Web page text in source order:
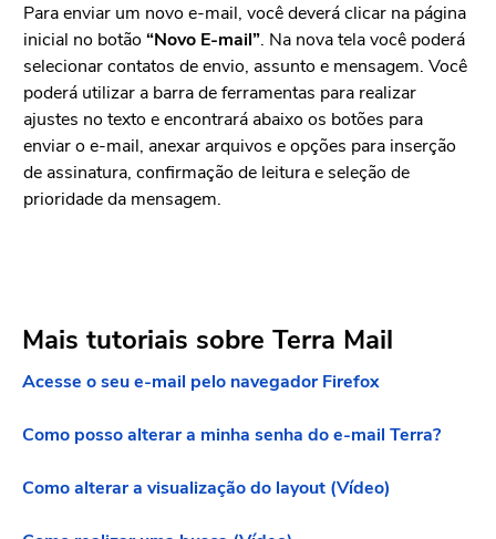
Para enviar um novo e-mail, você deverá clicar na página
inicial no botão “Novo E-mail”. Na nova tela você poderá
selecionar contatos de envio, assunto e mensagem. Você
poderá utilizar a barra de ferramentas para realizar
ajustes no texto e encontrará abaixo os botões para
enviar o e-mail, anexar arquivos e opções para inserção
de assinatura, confirmação de leitura e seleção de
prioridade da mensagem.
Mais tutoriais sobre Terra Mail
Acesse o seu e-mail pelo navegador Firefox
Como posso alterar a minha senha do e-mail Terra?
Como alterar a visualização do layout (Vídeo)